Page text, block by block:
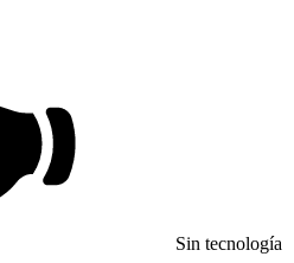
Sin tecnología